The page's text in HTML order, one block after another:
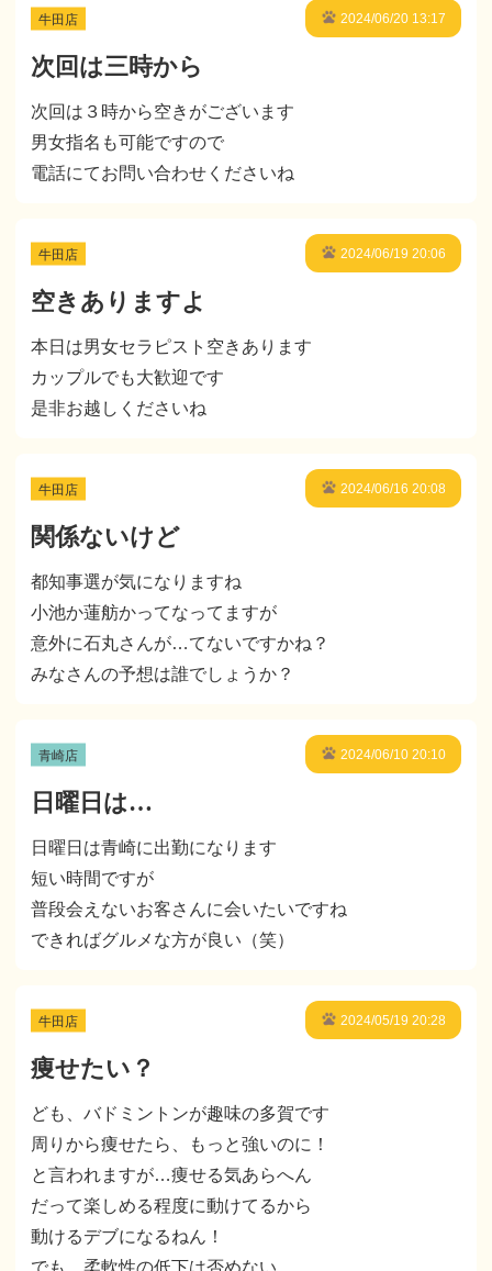
牛田店 2024/06/20 13:17
次回は三時から
次回は３時から空きがございます
男女指名も可能ですので
電話にてお問い合わせくださいね
牛田店 2024/06/19 20:06
空きありますよ
本日は男女セラピスト空きあります
カップルでも大歓迎です
是非お越しくださいね
牛田店 2024/06/16 20:08
関係ないけど
都知事選が気になりますね
小池か蓮舫かってなってますが
意外に石丸さんが…てないですかね？
みなさんの予想は誰でしょうか？
青崎店 2024/06/10 20:10
日曜日は…
日曜日は青崎に出勤になります
短い時間ですが
普段会えないお客さんに会いたいですね
できればグルメな方が良い（笑）
牛田店 2024/05/19 20:28
痩せたい？
ども、バドミントンが趣味の多賀です
周りから痩せたら、もっと強いのに！
と言われますが…痩せる気あらへん
だって楽しめる程度に動けてるから
動けるデブになるねん！
でも…柔軟性の低下は否めない